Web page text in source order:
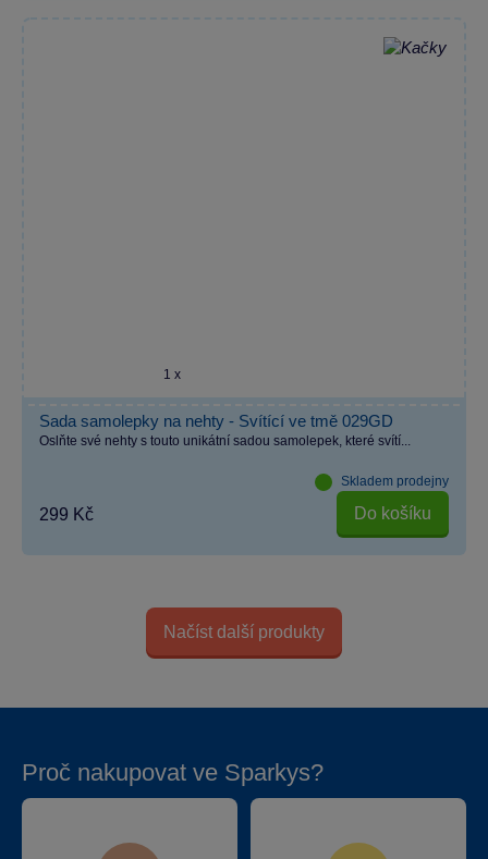
1 x
Sada samolepky na nehty - Svítící ve tmě 029GD
Oslňte své nehty s touto unikátní sadou samolepek, které svítí...
Skladem prodejny
299 Kč Do košíku
Načíst další produkty
Proč nakupovat ve Sparkys?